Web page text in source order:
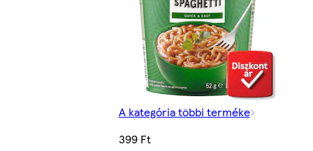
A kategória többi terméke
399 Ft